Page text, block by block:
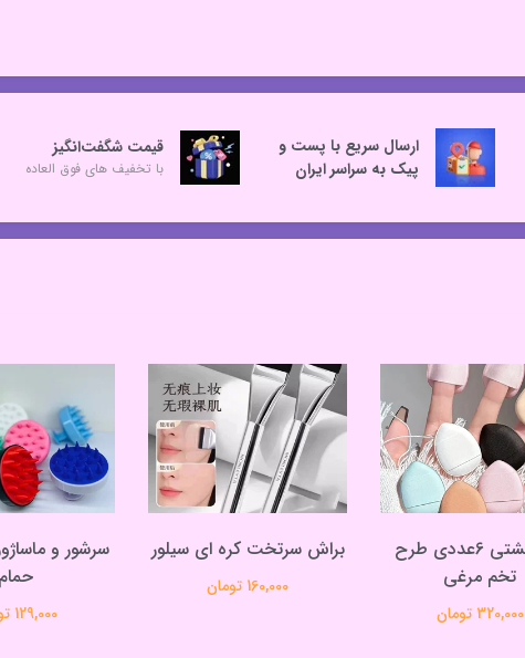
ارسال سریع با پست و
پیک به سراسر ایران
قیمت شگفت‌انگیز
با تخفیف های فوق العاده
پد انگشتی 6عددی طرح
تخم مرغی
320,000 تومان
براش سرتخت کره ای سیلور
160,000 تومان
سرشور و
حمام
129,000 تومان